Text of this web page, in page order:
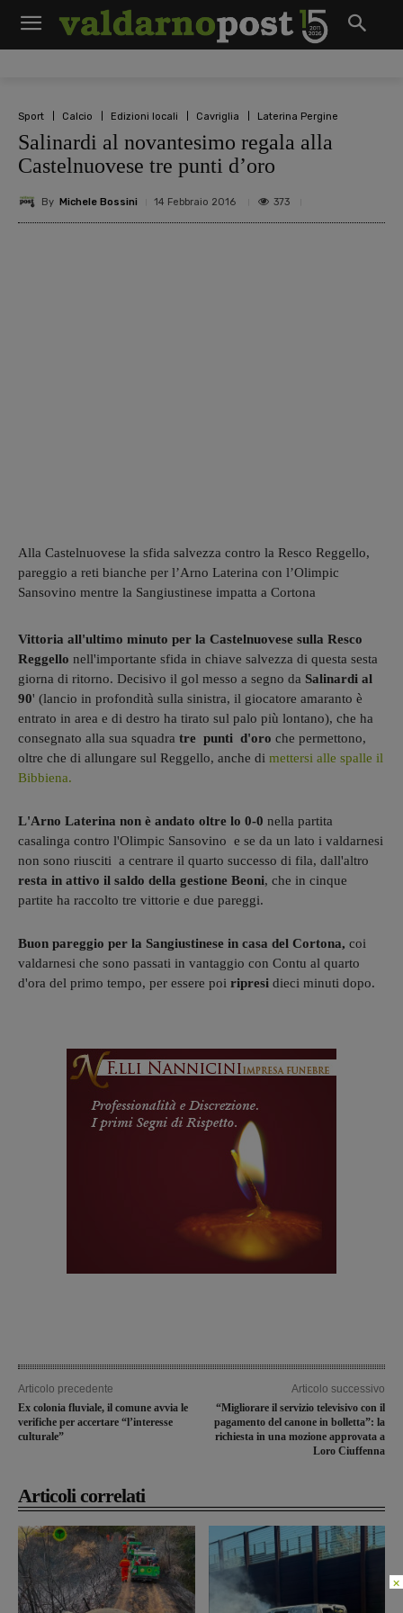
Sport Calcio Edizioni locali Cavriglia Laterina Pergine
Salinardi al novantesimo regala alla
Castelnuovese tre punti d’oro
By Michele Bossini 14 Febbraio 2016 373
Alla Castelnuovese la sfida salvezza contro la Resco Reggello,
pareggio a reti bianche per l’Arno Laterina con l’Olimpic
Sansovino mentre la Sangiustinese impatta a Cortona
Vittoria all'ultimo minuto per la Castelnuovese sulla Resco
Reggello nell'importante sfida in chiave salvezza di questa sesta
giorna di ritorno. Decisivo il gol messo a segno da Salinardi al
90' (lancio in profondità sulla sinistra, il giocatore amaranto è
entrato in area e di destro ha tirato sul palo più lontano), che ha
consegnato alla sua squadra tre punti d'oro che permettono,
oltre che di allungare sul Reggello, anche di mettersi alle spalle il
Bibbiena.
L'Arno Laterina non è andato oltre lo 0-0 nella partita
casalinga contro l'Olimpic Sansovino e se da un lato i valdarnesi
non sono riusciti a centrare il quarto successo di fila, dall'altro
resta in attivo il saldo della gestione Beoni, che in cinque
partite ha raccolto tre vittorie e due pareggi.
Buon pareggio per la Sangiustinese in casa del Cortona, coi
valdarnesi che sono passati in vantaggio con Contu al quarto
d'ora del primo tempo, per essere poi ripresi dieci minuti dopo.
Articolo precedente
Ex colonia fluviale, il comune avvia le
verifiche per accertare “l’interesse
culturale”
Articolo successivo
“Migliorare il servizio televisivo con il
pagamento del canone in bolletta”: la
richiesta in una mozione approvata a
Loro Ciuffenna
Articoli correlati
×